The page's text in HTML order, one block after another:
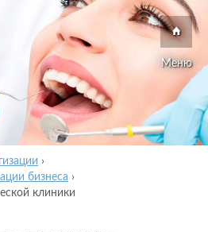
Меню
›
бизнеса ›
клиники